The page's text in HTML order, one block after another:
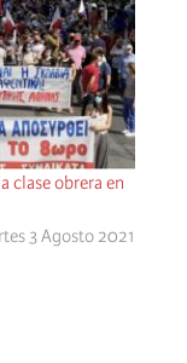
clase obrera en
3 Agosto 2021